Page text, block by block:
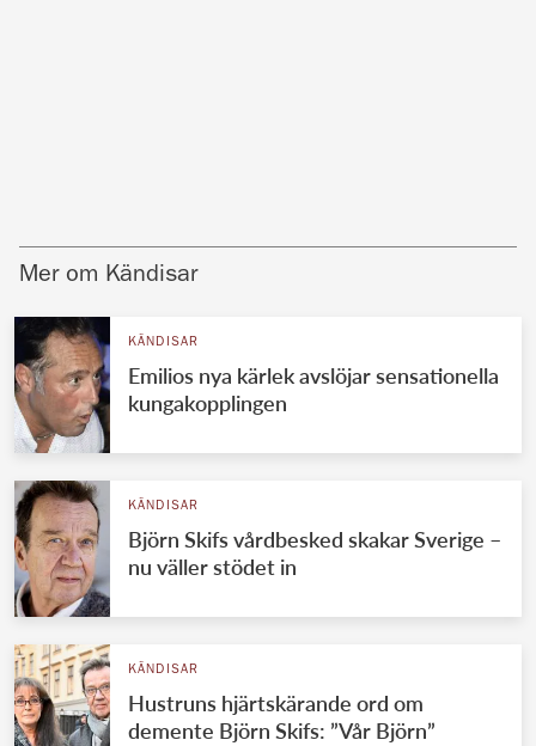
Mer om Kändisar
KÄNDISAR
Emilios nya kärlek avslöjar sensationella
kungakopplingen
KÄNDISAR
Björn Skifs vårdbesked skakar Sverige –
nu väller stödet in
KÄNDISAR
Hustruns hjärtskärande ord om
demente Björn Skifs: ”Vår Björn”